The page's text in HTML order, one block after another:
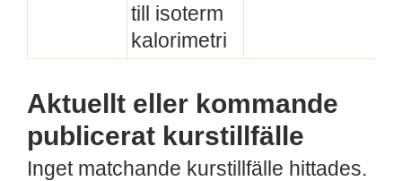
till isoterm
kalorimetri
Aktuellt eller kommande
publicerat kurstillfälle
Inget matchande kurstillfälle hittades.